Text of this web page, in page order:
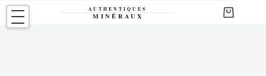
Passer
contenu
Panier